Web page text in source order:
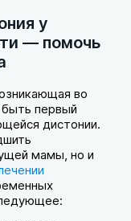
у
— помочь
во
первый
дистонии.
мамы, но и